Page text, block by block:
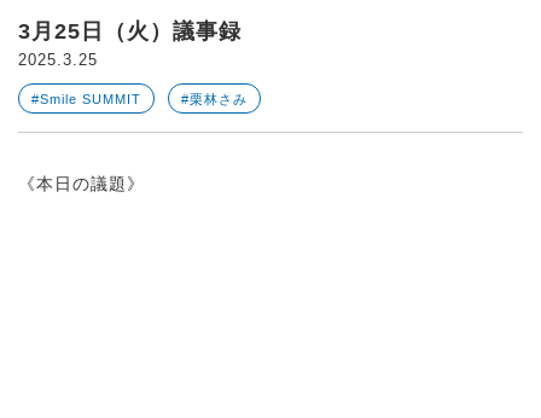
3月25日（火）議事録
2025.3.25
#Smile SUMMIT #栗林さみ
《本日の議題》